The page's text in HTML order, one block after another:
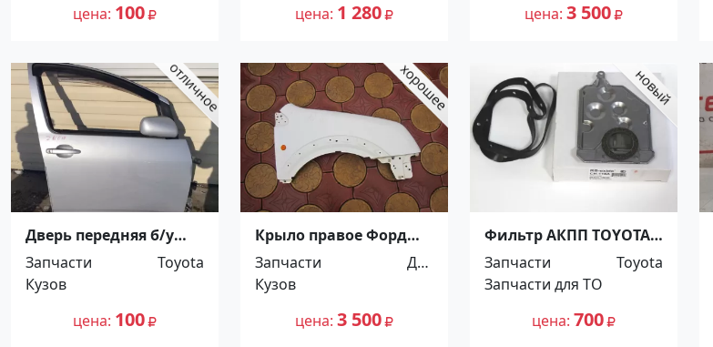
цена 100
цена 1 280
цена 3 500
Дверь передняя б/у
Toyota Wish ZNE10
Краснодар
Запчасти
Toyota
Кузов
цена 100
Крыло правое Форд
Конект 2008г
Краснодар
Запчасти
Для
Кузов
цена 3 500
Фильтр АКПП TOYOTA
STARLET 80/90 90-99
/COROLLA 95/100/110
87-00/IPSUM 10 96- (с
Краснодар
Запчасти
Toyota
Запчасти для ТО
цена 700